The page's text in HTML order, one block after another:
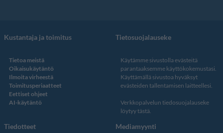
Kustantaja ja toimitus
Tietoa meistä
Oikaisukäytäntö
Ilmoita virheestä
Toimitusperiaatteet
Eettiset ohjeet
AI-käytäntö
Tietosuojalauseke
Käytämme sivustolla evästeitä
parantaaksemme käyttökokemustasi.
Käyttämällä sivustoa hyväksyt
evästeiden tallentamisen laitteellesi.
Verkkopalvelun tiedosuojalauseke
löytyy tästä.
Tiedotteet Mediamyynti